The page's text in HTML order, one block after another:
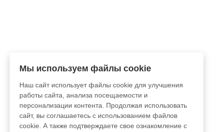
Мы используем файлы cookie
Наш сайт использует файлы cookie для улучшения
работы сайта, анализа посещаемости и
персонализации контента. Продолжая использовать
сайт, вы соглашаетесь с использованием файлов
cookie. А также подтверждаете свое ознакомление с